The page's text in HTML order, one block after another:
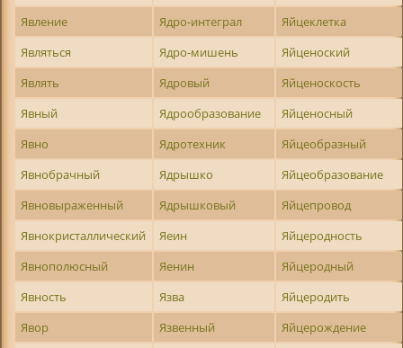
Явление
Ядро-интеграл
Яйцеклетка
Являться
Ядро-мишень
Яйценоский
Являть
Ядровый
Яйценоскость
Явный
Ядрообразование
Яйценосный
Явно
Ядротехник
Яйцеобразный
Явнобрачный
Ядрышко
Яйцеобразование
Явновыраженный
Ядрышковый
Яйцепровод
Явнокристаллический
Яеин
Яйцеродность
Явнополюсный
Яенин
Яйцеродный
Явность
Язва
Яйцеродить
Явор
Язвенный
Яйцерождение